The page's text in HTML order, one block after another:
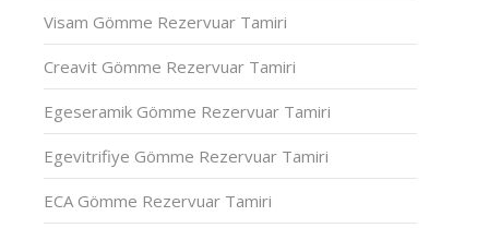
Visam Gömme Rezervuar Tamiri
Creavit Gömme Rezervuar Tamiri
Egeseramik Gömme Rezervuar Tamiri
Egevitrifiye Gömme Rezervuar Tamiri
ECA Gömme Rezervuar Tamiri